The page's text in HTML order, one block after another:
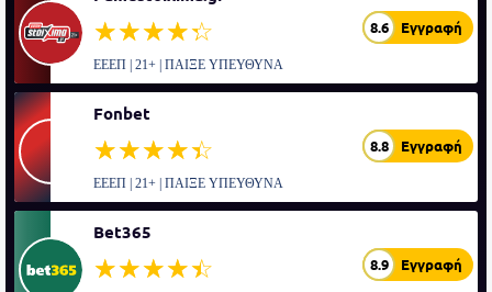
☆☆☆☆☆
★★★★★ 8.6 Εγγραφή
ΕΕΕΠ | 21+ | ΠΑΙΞΕ ΥΠΕΥΘΥΝΑ
Fonbet
☆☆☆☆☆
★★★★★ 8.8 Εγγραφή
ΕΕΕΠ | 21+ | ΠΑΙΞΕ ΥΠΕΥΘΥΝΑ
Bet365
☆☆☆☆☆
★★★★★ 8.9 Εγγραφή